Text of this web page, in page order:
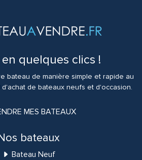
quelques clics !
bateau de manière simple et rapide au
de bateaux neufs et d'occasion.
MES BATEAUX
bateaux
Bateau Neuf